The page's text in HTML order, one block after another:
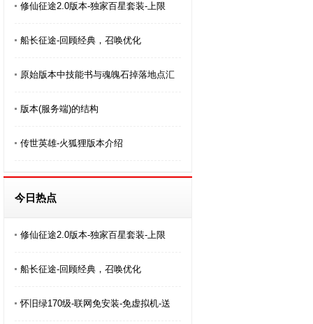
修仙征途2.0版本-独家百星套装-上限
船长征途-回顾经典，召唤优化
原始版本中技能书与魂魄石掉落地点汇
版本(服务端)的结构
传世英雄-火狐狸版本介绍
今日热点
修仙征途2.0版本-独家百星套装-上限
船长征途-回顾经典，召唤优化
怀旧绿170级-联网免安装-免虚拟机-送